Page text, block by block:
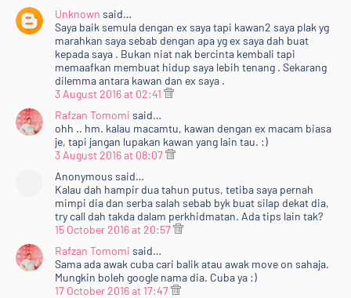
Unknown said…
Saya baik semula dengan ex saya tapi kawan2 saya plak yg
marahkan saya sebab dengan apa yg ex saya dah buat
kepada saya . Bukan niat nak bercinta kembali tapi
memaafkan membuat hidup saya lebih tenang . Sekarang
dilemma antara kawan dan ex saya .
3 August 2016 at 02:41
Rafzan Tomomi said…
ohh .. hm. kalau macamtu, kawan dengan ex macam biasa
je, tapi jangan lupakan kawan yang lain tau. :)
3 August 2016 at 08:07
Anonymous said…
Kalau dah hampir dua tahun putus, tetiba saya pernah
mimpi dia dan serba salah sebab byk buat silap dekat dia,
try call dah takda dalam perkhidmatan. Ada tips lain tak?
15 October 2016 at 20:57
Rafzan Tomomi said…
Sama ada awak cuba cari balik atau awak move on sahaja.
Mungkin boleh google nama dia. Cuba ya :)
17 October 2016 at 17:47